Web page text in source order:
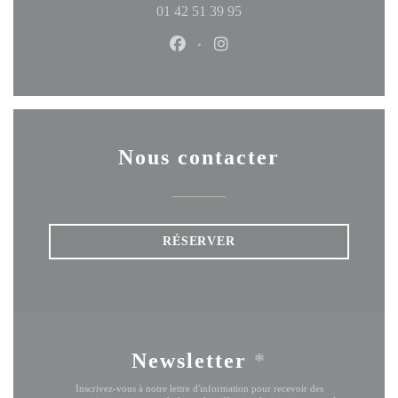
citronnelle ; avant une tartelette aux agrumes un poil
amère, adoucie par un gracile sorbet goyave. Le petit plus
de Julien. // G.LeP.
bourguignon de Fanny Sabre (8 € le verre), chardonnay
oublier d’autres bonnes natures : Athénaïs de Béru,
01 42 51 39 95
Facebook ((ouvre une nouvelle
Nous contacter
RÉSERVER
Newsletter *
Inscrivez-vous à notre lettre d'information pour recevoir des